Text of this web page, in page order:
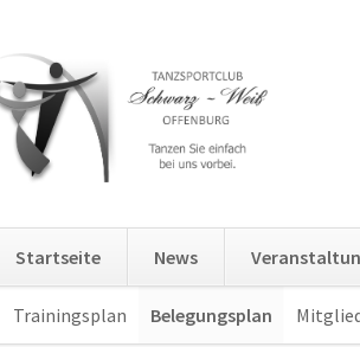
Startseite News
überspringen
Trainingsplan Belegungsplan